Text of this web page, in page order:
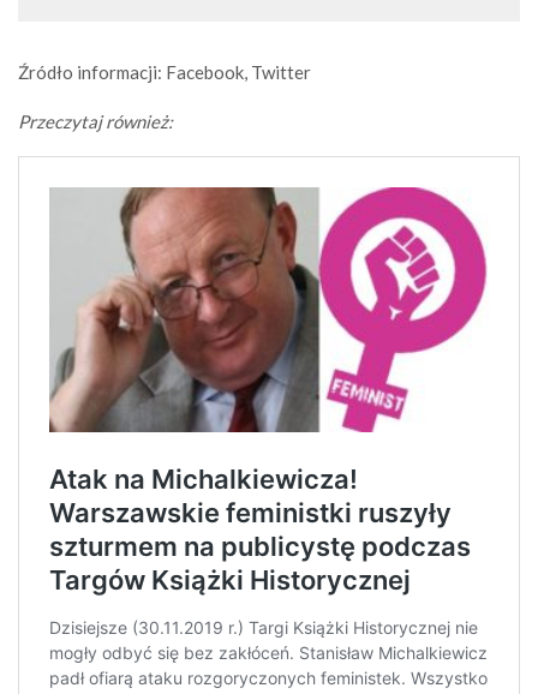
Źródło informacji: Facebook, Twitter
Przeczytaj również: